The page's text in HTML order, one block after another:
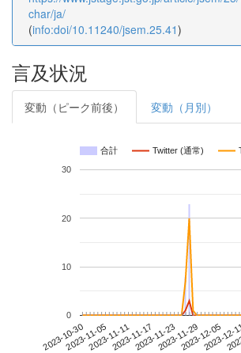
char/ja/
(info:doi/10.11240/jsem.25.41)
言及状況
変動（ピーク前後） 変動（月別）
合計 Twitter (通常)
2023-10-302023-11-052023-11-112023-11-172023-11-232023-11-292023-12-05
2023-
0
10
20
30